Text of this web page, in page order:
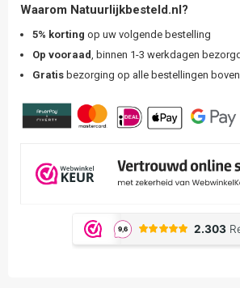
Waarom Natuurlijkbesteld.nl?
5% korting op uw volgende bestelling
Op vooraad, binnen 1-3 werkdagen bezorgd
Gratis bezorging op alle bestellingen